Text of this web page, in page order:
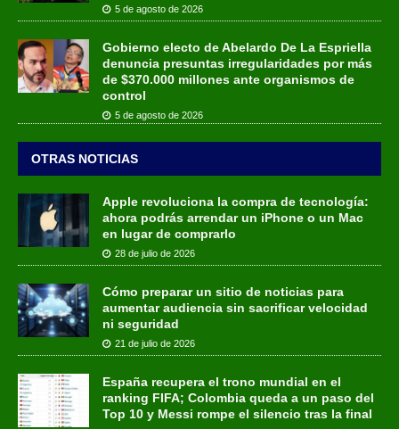
5 de agosto de 2026
Gobierno electo de Abelardo De La Espriella
denuncia presuntas irregularidades por más
de $370.000 millones ante organismos de
control
5 de agosto de 2026
OTRAS NOTICIAS
Apple revoluciona la compra de tecnología:
ahora podrás arrendar un iPhone o un Mac
en lugar de comprarlo
28 de julio de 2026
Cómo preparar un sitio de noticias para
aumentar audiencia sin sacrificar velocidad
ni seguridad
21 de julio de 2026
España recupera el trono mundial en el
ranking FIFA; Colombia queda a un paso del
Top 10 y Messi rompe el silencio tras la final